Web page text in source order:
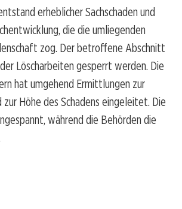
erheblicher Sachschaden und
die die umliegenden
zog. Der betroffene Abschnitt
Löscharbeiten gesperrt werden. Die
hat umgehend Ermittlungen zur
zur Höhe des Schadens eingeleitet. Die
während die Behörden die